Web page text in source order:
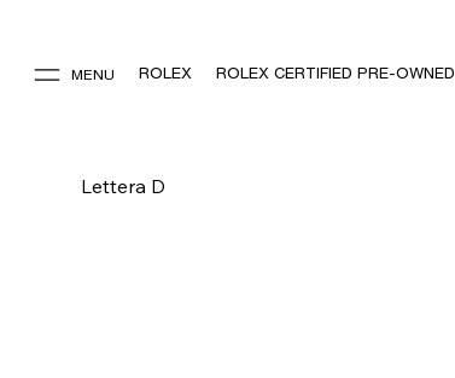
MENU ROLEX ROLEX CERTIFIED PRE-OWNED
Lettera D